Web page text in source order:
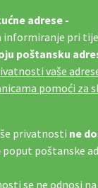
adrese -
informiranje pri
poštansku
vaše
pomoći za
privatnosti ne
poput poštanske
se ne odnosi